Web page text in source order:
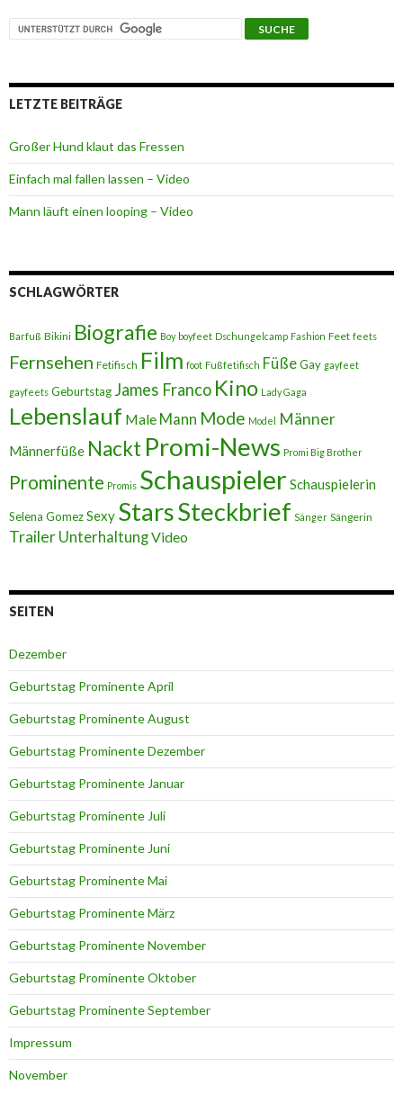
LETZTE BEITRÄGE
Großer Hund klaut das Fressen
Einfach mal fallen lassen – Video
Mann läuft einen looping – Video
SCHLAGWÖRTER
Barfuß Bikini Biografie Boy boyfeet Dschungelcamp Fashion Feet feets
Fernsehen Fetifisch Film foot Fußfetifisch FüßeGay gayfeet
gayfeets Geburtstag James Franco Kino Lady Gaga
Lebenslauf Male Mann Mode Model Männer
Männerfüße Nackt Promi-News Promi Big Brother
Prominente Promis Schauspieler Schauspielerin
Selena GomezSexy StarsSteckbrief Sänger Sängerin
Trailer UnterhaltungVideo
SEITEN
Dezember
Geburtstag Prominente April
Geburtstag Prominente August
Geburtstag Prominente Dezember
Geburtstag Prominente Januar
Geburtstag Prominente Juli
Geburtstag Prominente Juni
Geburtstag Prominente Mai
Geburtstag Prominente März
Geburtstag Prominente November
Geburtstag Prominente Oktober
Geburtstag Prominente September
Impressum
November